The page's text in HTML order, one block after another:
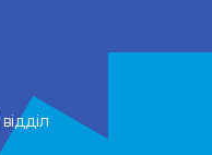
відділ